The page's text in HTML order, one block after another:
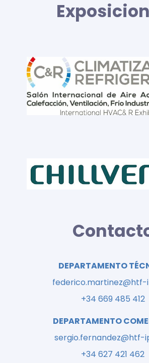
DEPARTAMENTO
federico.martinez@htf-
+34 669 485 412
DEPARTAMENTO
sergio.fernandez@htf-
+34 627 421 462